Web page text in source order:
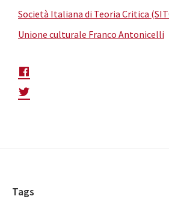
Società Italiana di Teoria Critica
Unione culturale Franco Antonicelli
Footer
Tags